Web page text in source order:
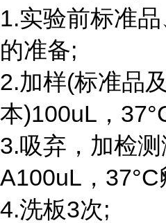
1.实验前标准
的准备;
2.加样(标准品
本)100uL，
3.吸弃，加检
A100uL，
4.洗板3次;